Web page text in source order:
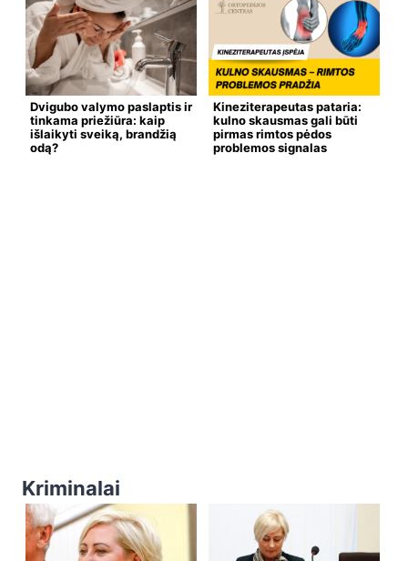
Dvigubo valymo paslaptis ir
tinkama priežiūra: kaip
išlaikyti sveiką, brandžią
odą?
Kineziterapeutas pataria:
kulno skausmas gali būti
pirmas rimtos pėdos
problemos signalas
Kriminalai